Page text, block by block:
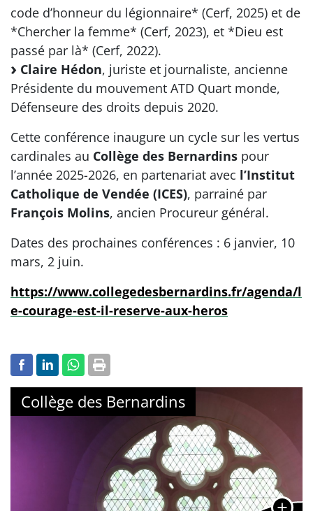
code d’honneur du légionnaire* (Cerf, 2025) et de
*Chercher la femme* (Cerf, 2023), et *Dieu est
passé par là* (Cerf, 2022).
Claire Hédon, juriste et journaliste, ancienne
Présidente du mouvement ATD Quart monde,
Défenseure des droits depuis 2020.
Cette conférence inaugure un cycle sur les vertus
cardinales au Collège des Bernardins pour
l’année 2025-2026, en partenariat avec l’Institut
Catholique de Vendée (ICES), parrainé par
François Molins, ancien Procureur général.
Dates des prochaines conférences : 6 janvier, 10
mars, 2 juin.
https://www.collegedesbernardins.fr/agenda/l
e-courage-est-il-reserve-aux-heros
Collège des Bernardins